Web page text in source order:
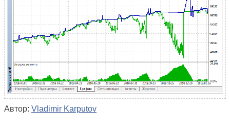
Автор: Vladimir Karputov